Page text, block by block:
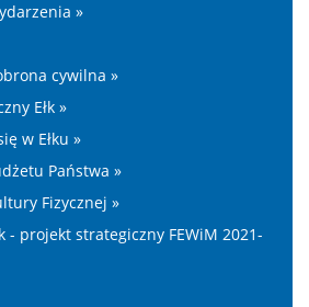
»
cywilna »
Ełk »
w Ełku »
Państwa »
Fizycznej »
- projekt strategiczny FEWiM 2021-